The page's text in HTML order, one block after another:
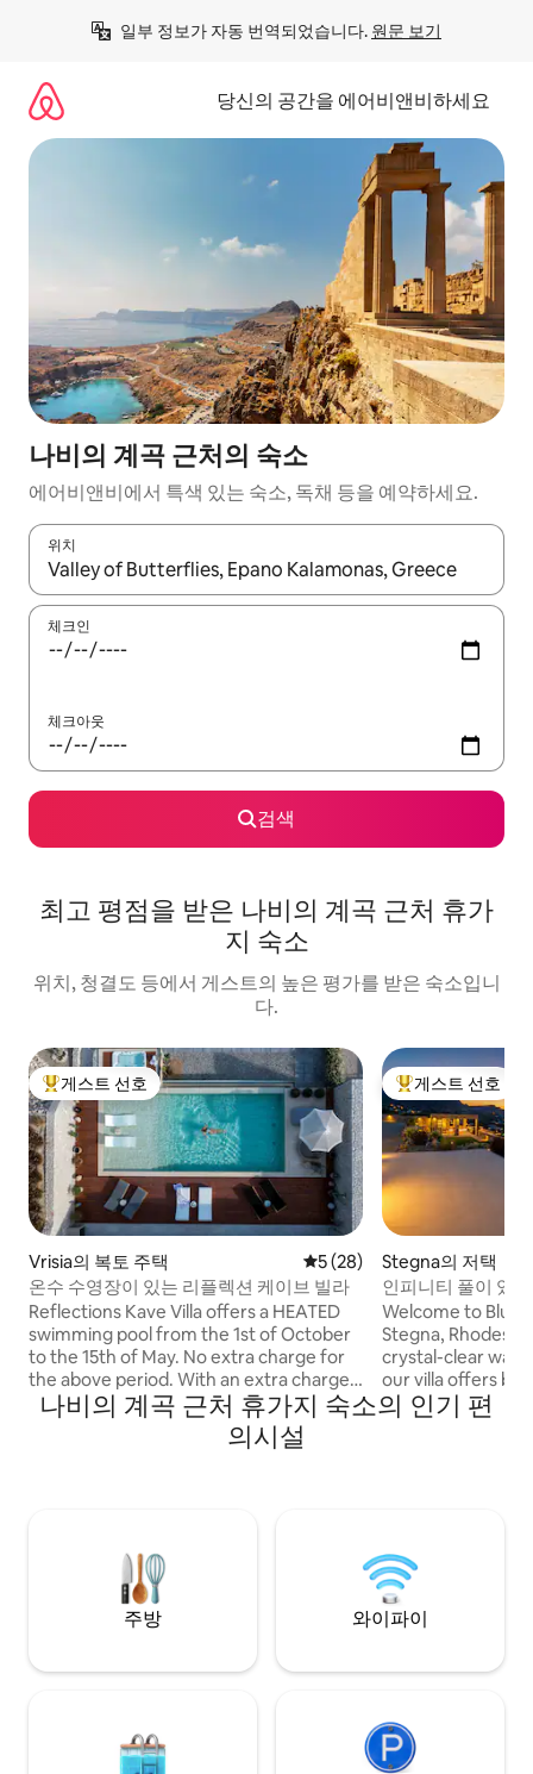
일부 정보가 자동 번역되었습니다. 원문 보기
당신의 공간을 에어비앤비하세요
나비의 계곡 근처의 숙소
에어비앤비에서 특색 있는 숙소, 독채 등을 예약하세요.
위치
결과가 나오면 위·아래 화살표 키를 사용하거나 터치 또는 스와이
체크인
체크아웃
검색
최고 평점을 받은 나비의 계곡 근처 휴가
지 숙소
위치, 청결도 등에서 게스트의 높은 평가를 받은 숙소입니
다.
상위 게스트 선호
게스트 선호
Vrisia의 복토 주택 평점 5점(5점 만점), 후기 28
5 (28)
온수 수영장이 있는 리플렉션 케이브 빌라
Reflections Kave Villa offers a HEATED
swimming pool from the 1st of October
to the 15th of May. No extra charge for
the above period. With an extra charge
of 40 € per day the swimming pool can
be heated from 16th of May to 31st of
surrounding area. We offer an outdoor
table tennis and an Arcade Retro Game
상위 게스트 선호
게스트 선호
Stegna의 저택
인피니티 풀이 있
빌라
Welcome to Blue
Stegna, Rhodes.
crystal-clear
our villa offers
views, a private
jacuzzi, elegant
one of Rhodes’
locations.
나비의 계곡 근처 휴가지 숙소의 인기 편
의시설
주방 와이파이